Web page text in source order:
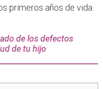
primeros años de vida.
de los defectos
de tu hijo